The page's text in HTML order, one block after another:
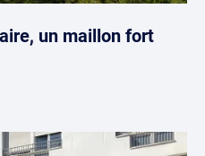
un maillon fort